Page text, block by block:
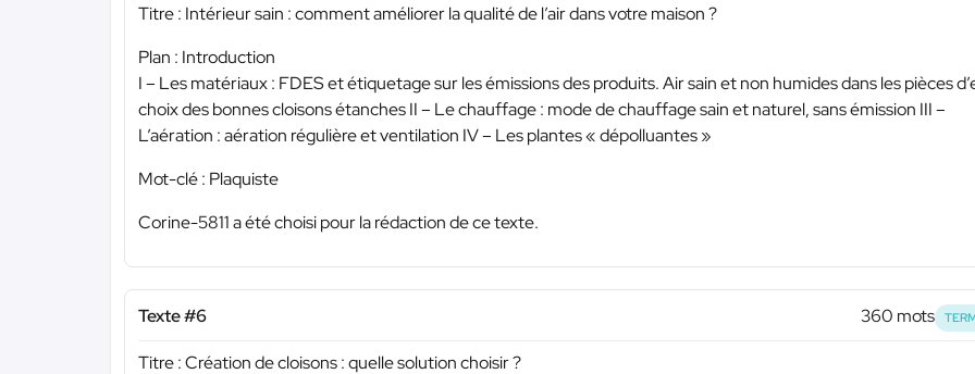
Titre : Intérieur sain : comment améliorer la qualité de l’air dans votre maison ?
Plan : Introduction
I – Les matériaux : FDES et étiquetage sur les émissions des produits. Air sain et non humides dans les pièces
choix des bonnes cloisons étanches II – Le chauffage : mode de chauffage sain et naturel, sans émission III –
L’aération : aération régulière et ventilation IV – Les plantes « dépolluantes »
Mot-clé : Plaquiste
Corine-5811 a été choisi pour la rédaction de ce texte.
Texte #6 360 mots
Titre : Création de cloisons : quelle solution choisir ?